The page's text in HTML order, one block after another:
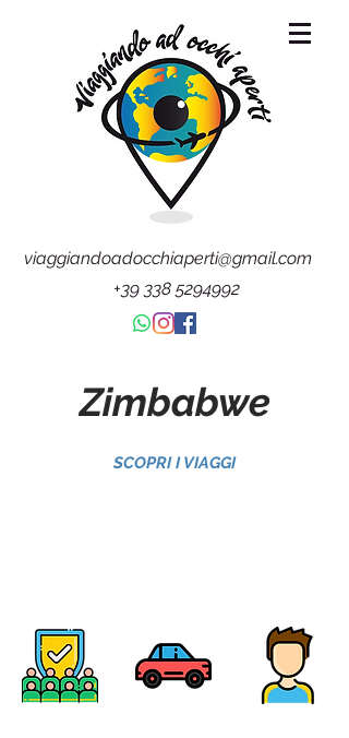
viaggiandoadocchiaperti@gmail.com
+39 338 5294992
Zimbabwe
SCOPRI I VIAGGI